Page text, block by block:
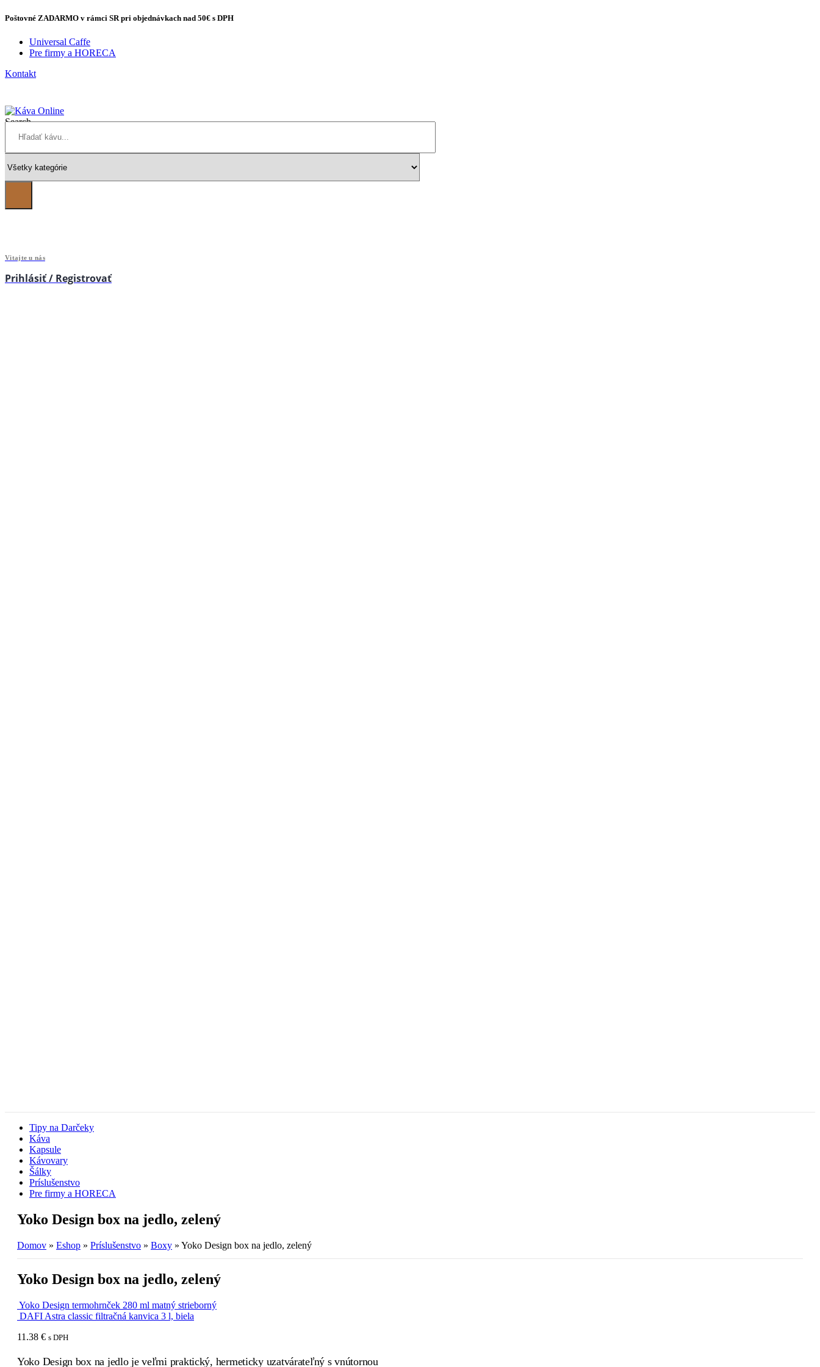
Poštovné ZADARMO v rámci SR pri objednávkach nad 50€ s DPH
Universal Caffe
Pre firmy a HORECA
Kontakt
Search
Vitajte u nás
Prihlásiť / Registrovať
Tipy na Darčeky
Káva
Kapsule
Kávovary
Šálky
Príslušenstvo
Pre firmy a HORECA
Yoko Design box na jedlo, zelený
Domov » Eshop » Príslušenstvo » Boxy » Yoko Design box na jedlo, zelený
Yoko Design box na jedlo, zelený
Yoko Design termohrnček 280 ml matný strieborný
DAFI Astra classic filtračná kanvica 3 l, biela
11.38 € s DPH
Yoko Design box na jedlo je veľmi praktický, hermeticky uzatvárateľný s vnútornou